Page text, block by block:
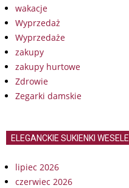
wakacje
Wyprzedaż
Wyprzedaże
zakupy
zakupy hurtowe
Zdrowie
Zegarki damskie
ELEGANCKIE SUKIENKI WESELE
lipiec 2026
czerwiec 2026